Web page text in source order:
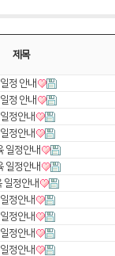
제목
정 안내
정 안내
정안내
정안내
일정안내
일정안내
일정안내
정안내
정안내
정안내
정안내